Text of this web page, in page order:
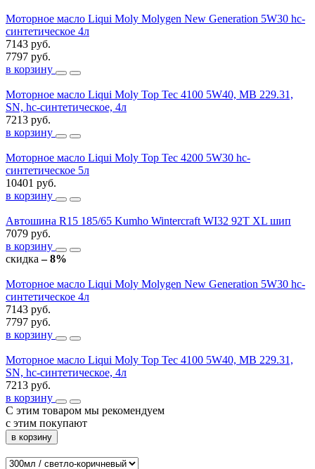
Моторное масло Liqui Moly Molygen New Generation 5W30 hc-
синтетическое 4л
7143 руб.
7797 руб.
в корзину
Моторное масло Liqui Moly Top Tec 4100 5W40, MB 229.31,
SN, hc-синтетическое, 4л
7213 руб.
в корзину
Моторное масло Liqui Moly Top Tec 4200 5W30 hc-
синтетическое 5л
10401 руб.
в корзину
Автошина R15 185/65 Kumho Wintercraft WI32 92T XL шип
7079 руб.
в корзину
скидка– 8%
Моторное масло Liqui Moly Molygen New Generation 5W30 hc-
синтетическое 4л
7143 руб.
7797 руб.
в корзину
Моторное масло Liqui Moly Top Tec 4100 5W40, MB 229.31,
SN, hc-синтетическое, 4л
7213 руб.
в корзину
С этим товаром мы рекомендуем
с этим покупают
в корзину